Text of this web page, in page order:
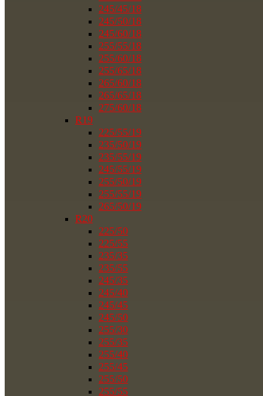
245/45/18
245/50/18
245/60/18
255/55/18
255/60/18
255/65/18
265/60/18
265/65/18
275/60/18
R19
225/55/19
235/50/19
235/55/19
245/55/19
255/50/19
255/55/19
265/50/19
R20
225/50
225/55
235/35
235/55
245/35
245/40
245/45
245/50
255/30
255/35
255/40
255/45
255/50
255/55